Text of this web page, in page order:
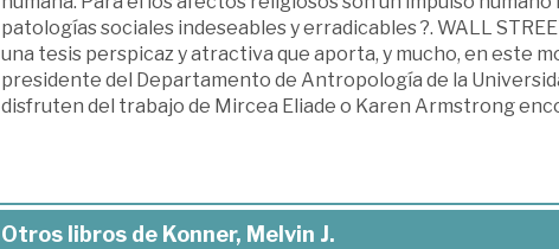
patologías sociales indeseables y erradicables ?. WALL
una tesis perspicaz y atractiva que aporta, y mucho, en este
presidente del Departamento de Antropología de la
disfruten del trabajo de Mircea Eliade o Karen Armstrong
Otros libros de Konner, Melvin J.